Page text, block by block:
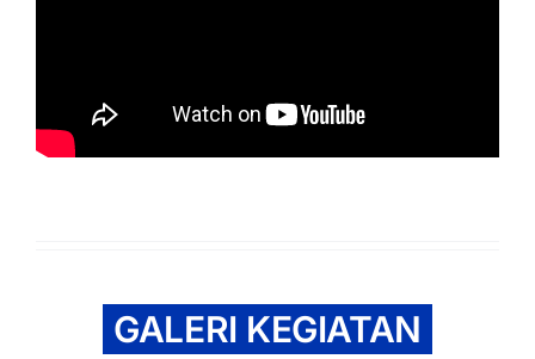
GALERI KEGIATAN